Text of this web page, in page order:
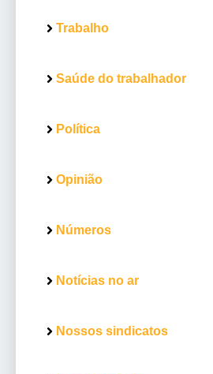
Trabalho
Saúde do trabalhador
Política
Opinião
Números
Notícias no ar
Nossos sindicatos